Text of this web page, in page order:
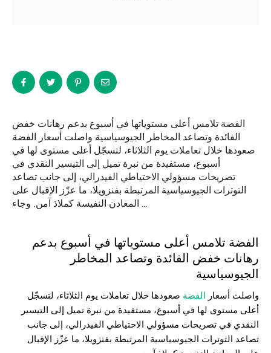
الفضة تلامس أعلى مستوياتها في أسبوع بدعم رهانات خفض
الفائدة وتصاعد المخاطر الجيوسياسية واصلت أسعار الفضة
صعودها خلال تعاملات يوم الثلاثاء، لتسجّل أعلى مستوى لها في
أسبوع، مستفيدة من نبرة تميل إلى التيسير النقدي في
تصريحات مسؤولي الاحتياطي الفيدرالي، إلى جانب تصاعد
التوترات الجيوسياسية المرتبطة بفنزويلا، ما عزّز الإقبال على
المعادن النفيسة كملاذ آمن. وجاء …
الفضة تلامس أعلى مستوياتها في أسبوع بدعم
رهانات خفض الفائدة وتصاعد المخاطر
الجيوسياسية
واصلت أسعار الفضة صعودها خلال تعاملات يوم الثلاثاء، لتسجّل
أعلى مستوى لها في أسبوع، مستفيدة من نبرة تميل إلى التيسير
النقدي في تصريحات مسؤولي الاحتياطي الفيدرالي، إلى جانب
تصاعد التوترات الجيوسياسية المرتبطة بفنزويلا، ما عزّز الإقبال